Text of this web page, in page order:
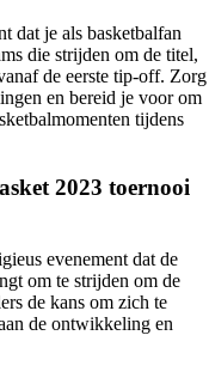
dat je als basketbalfan
die strijden om de titel,
de eerste tip-off. Zorg
en bereid je voor om
tijdens
2023 toernooi
evenement dat de
om te strijden om de
de kans om zich te
de ontwikkeling en